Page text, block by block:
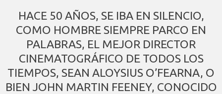
HACE 50 AÑOS, SE IBA EN SILENCIO,
COMO HOMBRE SIEMPRE PARCO EN
PALABRAS, EL MEJOR DIRECTOR
CINEMATOGRÁFICO DE TODOS LOS
TIEMPOS, SEAN ALOYSIUS O’FEARNA, O
BIEN JOHN MARTIN FEENEY, CONOCIDO